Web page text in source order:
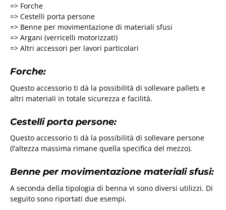
=> Forche
=> Cestelli porta persone
=> Benne per movimentazione di materiali sfusi
=> Argani (verricelli motorizzati)
=> Altri accessori per lavori particolari
Forche:
Questo accessorio ti dà la possibilità di sollevare pallets e
altri materiali in totale sicurezza e facilità.
Cestelli porta persone:
Questo accessorio ti dà la possibilità di sollevare persone
(l’altezza massima rimane quella specifica del mezzo).
Benne per movimentazione materiali sfusi:
A seconda della tipologia di benna vi sono diversi utilizzi. Di
seguito sono riportati due esempi.